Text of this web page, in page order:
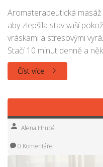
Aromaterapeutická
aby zlepšila stav vaší
vráskami a stresovými
Stačí 10 minut denně a
Číst více
Alena Hrubá
0 Komentáře